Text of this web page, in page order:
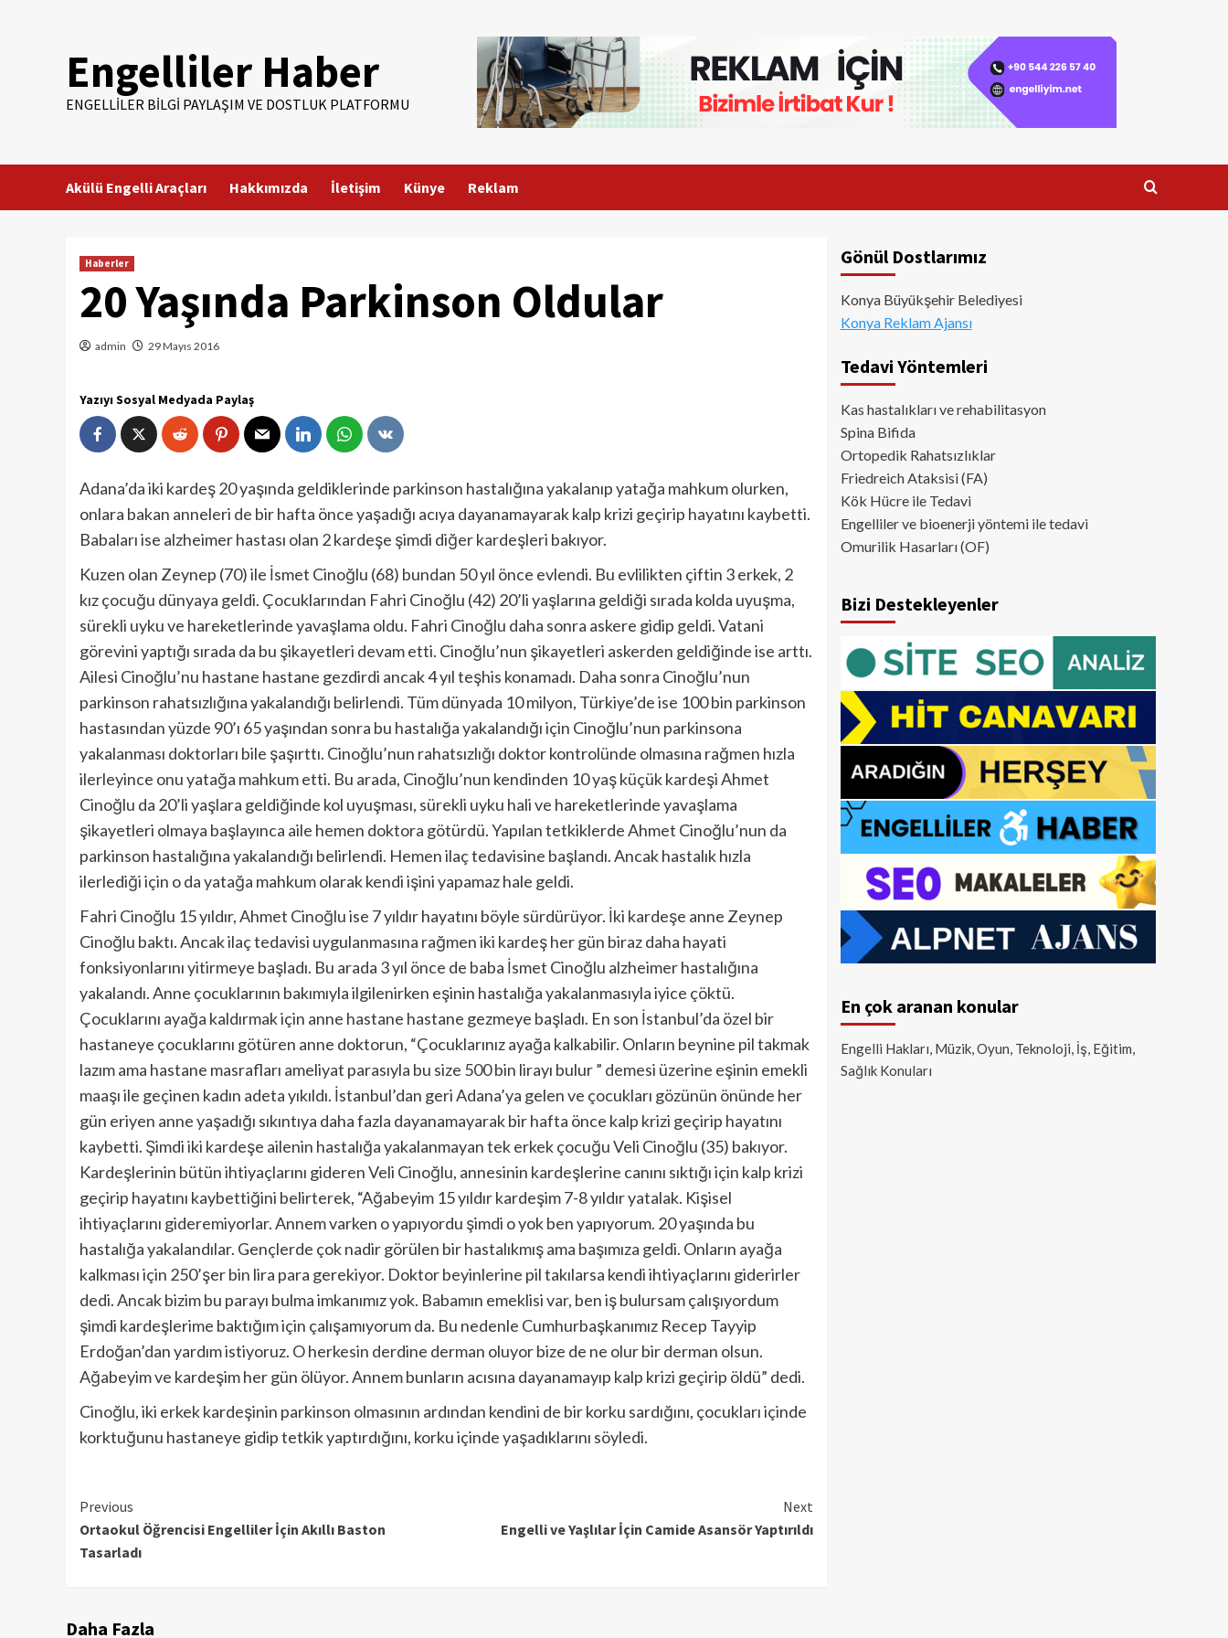
Engelliler Haber
ENGELLILER BILGI PAYLAŞIM VE DOSTLUK PLATFORMU
Akülü Engelli Araçları Hakkımızda İletişim Künye Reklam
Haberler
20 Yaşında Parkinson Oldular
admin 29 Mayıs 2016
Yazıyı Sosyal Medyada Paylaş
Adana’da iki kardeş 20 yaşında geldiklerinde parkinson hastalığına yakalanıp yatağa mahkum olurken,
onlara bakan anneleri de bir hafta önce yaşadığı acıya dayanamayarak kalp krizi geçirip hayatını kaybetti.
Babaları ise alzheimer hastası olan 2 kardeşe şimdi diğer kardeşleri bakıyor.
Kuzen olan Zeynep (70) ile İsmet Cinoğlu (68) bundan 50 yıl önce evlendi. Bu evlilikten çiftin 3 erkek, 2
kız çocuğu dünyaya geldi. Çocuklarından Fahri Cinoğlu (42) 20’li yaşlarına geldiği sırada kolda uyuşma,
sürekli uyku ve hareketlerinde yavaşlama oldu. Fahri Cinoğlu daha sonra askere gidip geldi. Vatani
görevini yaptığı sırada da bu şikayetleri devam etti. Cinoğlu’nun şikayetleri askerden geldiğinde ise arttı.
Ailesi Cinoğlu’nu hastane hastane gezdirdi ancak 4 yıl teşhis konamadı. Daha sonra Cinoğlu’nun
parkinson rahatsızlığına yakalandığı belirlendi. Tüm dünyada 10 milyon, Türkiye’de ise 100 bin parkinson
hastasından yüzde 90’ı 65 yaşından sonra bu hastalığa yakalandığı için Cinoğlu’nun parkinsona
yakalanması doktorları bile şaşırttı. Cinoğlu’nun rahatsızlığı doktor kontrolünde olmasına rağmen hızla
ilerleyince onu yatağa mahkum etti. Bu arada, Cinoğlu’nun kendinden 10 yaş küçük kardeşi Ahmet
Cinoğlu da 20’li yaşlara geldiğinde kol uyuşması, sürekli uyku hali ve hareketlerinde yavaşlama
şikayetleri olmaya başlayınca aile hemen doktora götürdü. Yapılan tetkiklerde Ahmet Cinoğlu’nun da
parkinson hastalığına yakalandığı belirlendi. Hemen ilaç tedavisine başlandı. Ancak hastalık hızla
ilerlediği için o da yatağa mahkum olarak kendi işini yapamaz hale geldi.
Fahri Cinoğlu 15 yıldır, Ahmet Cinoğlu ise 7 yıldır hayatını böyle sürdürüyor. İki kardeşe anne Zeynep
Cinoğlu baktı. Ancak ilaç tedavisi uygulanmasına rağmen iki kardeş her gün biraz daha hayati
fonksiyonlarını yitirmeye başladı. Bu arada 3 yıl önce de baba İsmet Cinoğlu alzheimer hastalığına
yakalandı. Anne çocuklarının bakımıyla ilgilenirken eşinin hastalığa yakalanmasıyla iyice çöktü.
Çocuklarını ayağa kaldırmak için anne hastane hastane gezmeye başladı. En son İstanbul’da özel bir
hastaneye çocuklarını götüren anne doktorun, “Çocuklarınız ayağa kalkabilir. Onların beynine pil takmak
lazım ama hastane masrafları ameliyat parasıyla bu size 500 bin lirayı bulur ” demesi üzerine eşinin emekli
maaşı ile geçinen kadın adeta yıkıldı. İstanbul’dan geri Adana’ya gelen ve çocukları gözünün önünde her
gün eriyen anne yaşadığı sıkıntıya daha fazla dayanamayarak bir hafta önce kalp krizi geçirip hayatını
kaybetti. Şimdi iki kardeşe ailenin hastalığa yakalanmayan tek erkek çocuğu Veli Cinoğlu (35) bakıyor.
Kardeşlerinin bütün ihtiyaçlarını gideren Veli Cinoğlu, annesinin kardeşlerine canını sıktığı için kalp krizi
geçirip hayatını kaybettiğini belirterek, “Ağabeyim 15 yıldır kardeşim 7-8 yıldır yatalak. Kişisel
ihtiyaçlarını gideremiyorlar. Annem varken o yapıyordu şimdi o yok ben yapıyorum. 20 yaşında bu
hastalığa yakalandılar. Gençlerde çok nadir görülen bir hastalıkmış ama başımıza geldi. Onların ayağa
kalkması için 250’şer bin lira para gerekiyor. Doktor beyinlerine pil takılarsa kendi ihtiyaçlarını giderirler
dedi. Ancak bizim bu parayı bulma imkanımız yok. Babamın emeklisi var, ben iş bulursam çalışıyordum
şimdi kardeşlerime baktığım için çalışamıyorum da. Bu nedenle Cumhurbaşkanımız Recep Tayyip
Erdoğan’dan yardım istiyoruz. O herkesin derdine derman oluyor bize de ne olur bir derman olsun.
Ağabeyim ve kardeşim her gün ölüyor. Annem bunların acısına dayanamayıp kalp krizi geçirip öldü” dedi.
Cinoğlu, iki erkek kardeşinin parkinson olmasının ardından kendini de bir korku sardığını, çocukları içinde
korktuğunu hastaneye gidip tetkik yaptırdığını, korku içinde yaşadıklarını söyledi.
Continue
Reading
Previous
Ortaokul Öğrencisi Engelliler İçin Akıllı Baston
Tasarladı
Next
Engelli ve Yaşlılar İçin Camide Asansör Yaptırıldı
Daha Fazla
Gönül Dostlarımız
Konya Büyükşehir Belediyesi
Konya Reklam Ajansı
Tedavi Yöntemleri
Kas hastalıkları ve rehabilitasyon
Spina Bifida
Ortopedik Rahatsızlıklar
Friedreich Ataksisi (FA)
Kök Hücre ile Tedavi
Engelliler ve bioenerji yöntemi ile tedavi
Omurilik Hasarları (OF)
Bizi Destekleyenler
En çok aranan konular
Engelli Hakları, Müzik, Oyun, Teknoloji, İş, Eğitim,
Sağlık Konuları